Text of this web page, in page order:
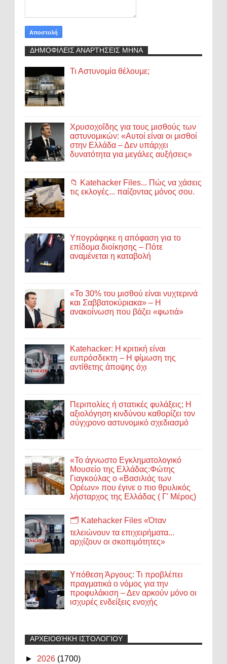
ΔΗΜΟΦΙΛΕΙΣ ΑΝΑΡΤΗΣΕΙΣ ΜΗΝΑ
Τι Αστυνομία θέλουμε;
Χρυσοχοΐδης για τους μισθούς των
αστυνομικών: «Αυτοί είναι οι μισθοί
στην Ελλάδα – Δεν υπάρχει
δυνατότητα για μεγάλες αυξήσεις»
📁 Katehacker Files... Πώς να χάσεις
τις εκλογές... παίζοντας μόνος σου.
Υπογράφηκε η απόφαση για το
επίδομα διοίκησης – Πότε
αναμένεται η καταβολή
«Το 30% του μισθού είναι νυχτερινά
και Σαββατοκύριακα» – Η
ανακοίνωση που βάζει «φωτιά»
Katehacker: Η κριτική είναι
ευπρόσδεκτη – Η φίμωση της
αντίθετης άποψης όχι
Περιπολίες ή στατικές φυλάξεις; Η
αξιολόγηση κινδύνου καθορίζει τον
σύγχρονο αστυνομικό σχεδιασμό
«Το άγνωστο Εγκληματολογικό
Μουσείο της Ελλάδας:Φώτης
Γιαγκούλας ο «Βασιλιάς των
Ορέων» που έγινε ο πιο θρυλικός
λήσταρχος της Ελλάδας ( Γ' Μέρος)
🗂️ Katehacker Files «Όταν
τελειώνουν τα επιχειρήματα...
αρχίζουν οι σκοπιμότητες»
Υπόθεση Άργους: Τι προβλέπει
πραγματικά ο νόμος για την
προφυλάκιση – Δεν αρκούν μόνο οι
ισχυρές ενδείξεις ενοχής
ΑΡΧΕΙΟΘΉΚΗ ΙΣΤΟΛΟΓΊΟΥ
► 2026 (1700)